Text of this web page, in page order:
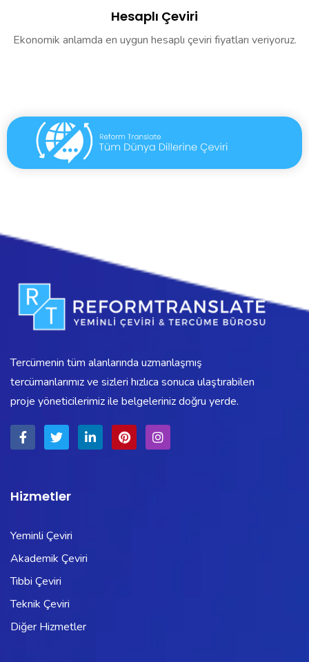
Hesaplı Çeviri
Ekonomik anlamda en uygun hesaplı çeviri fiyatları veriyoruz.
Tercümenin tüm alanlarında uzmanlaşmış
tercümanlarımız ve sizleri hızlıca sonuca ulaştırabilen
proje yöneticilerimiz ile belgeleriniz doğru yerde.
Hizmetler
Yeminli Çeviri
Akademik Çeviri
Tıbbi Çeviri
Teknik Çeviri
Diğer Hizmetler